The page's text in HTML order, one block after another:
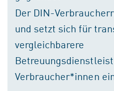
Der DIN-
und setzt sich für
vergleichbarere
Verbraucher*innen